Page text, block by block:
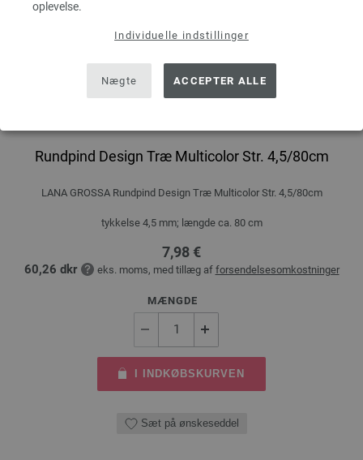
oplevelse.
Individuelle indstillinger
Nægte ACCEPTER ALLE
Rundpind Design Træ Multicolor Str. 4,5/80cm
LANA GROSSA Rundpind Design Træ Multicolor Str. 4,5/80cm
tykkelse 4,5 mm; længde ca. 80 cm
7,98 €
60,26 dkr eks. moms, med tillæg af forsendelsesomkostninger
MÆNGDE
I INDKØBSKURVEN
Sæt på ønskeseddel